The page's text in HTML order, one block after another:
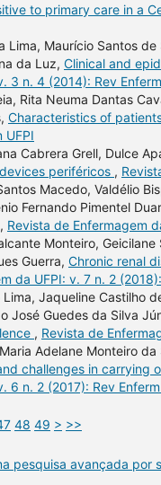
to primary care in a
Lima, Maurício Santos
da Luz, Clinical and
3 n. 4 (2014): Rev
Rita Neuma Dantas
Characteristics of
UFPI
Cabrera Grell, Dulce
periféricos ,
Macedo, Valdélio
Fernando Pimentel
, Revista de Enfermagem
Monteiro,
Guerra, Chronic renal
da UFPI: v. 7 n. 2
Jaqueline Castilho
José Guedes da Silva
, Revista de
Adelane Monteiro
challenges in carrying
6 n. 2 (2017): Rev Enferm
48 49 > >>
pesquisa avançada por